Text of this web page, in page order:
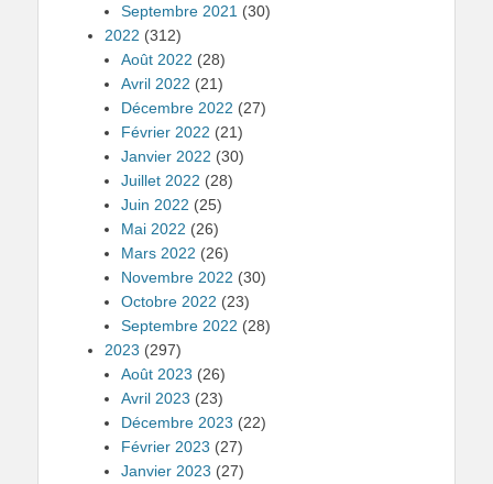
Septembre 2021 (30)
2022 (312)
Août 2022 (28)
Avril 2022 (21)
Décembre 2022 (27)
Février 2022 (21)
Janvier 2022 (30)
Juillet 2022 (28)
Juin 2022 (25)
Mai 2022 (26)
Mars 2022 (26)
Novembre 2022 (30)
Octobre 2022 (23)
Septembre 2022 (28)
2023 (297)
Août 2023 (26)
Avril 2023 (23)
Décembre 2023 (22)
Février 2023 (27)
Janvier 2023 (27)